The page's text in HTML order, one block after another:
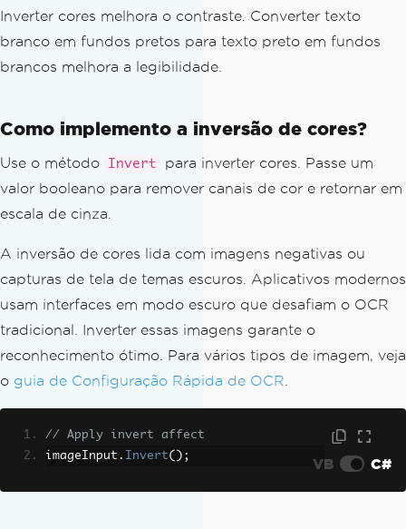
Inverter cores melhora o contraste. Converter texto
branco em fundos pretos para texto preto em fundos
brancos melhora a legibilidade.
Como implemento a inversão de cores?
Use o método Invert
para inverter cores. Passe um
valor booleano para remover canais de cor e retornar em
escala de cinza.
A inversão de cores lida com imagens negativas ou
capturas de tela de temas escuros. Aplicativos modernos
usam interfaces em modo escuro que desafiam o OCR
tradicional. Inverter essas imagens garante o
reconhecimento ótimo. Para vários tipos de imagem, veja
o guia de Configuração Rápida de OCR.
// Apply invert affect
imageInput . Invert(); VB C#